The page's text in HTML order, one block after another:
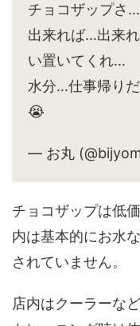
チョコザップさ
出来れば…出来
い置いてくれ…
水分…仕事帰り
😭
— お丸
チョコザップは低
内は基本的にお水
されていません。
店内はクーラーな